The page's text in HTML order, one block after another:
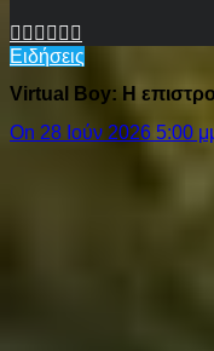
Ειδήσεις
Virtual Boy: Η
On 28 Ιούν 2026 5:00